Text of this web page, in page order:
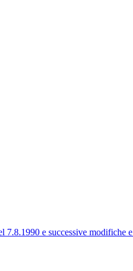
7.8.1990 e successive modifiche